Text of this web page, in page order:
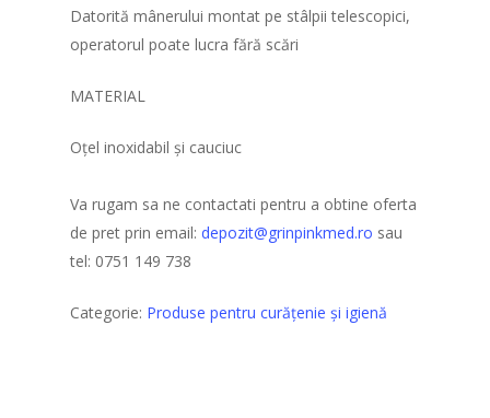
Datorită mânerului montat pe stâlpii telescopici,
operatorul poate lucra fără scări
MATERIAL
Oțel inoxidabil și cauciuc
Va rugam sa ne contactati pentru a obtine oferta
de pret prin email: depozit@grinpinkmed.ro sau
tel: 0751 149 738
Categorie: Produse pentru curățenie şi igienă